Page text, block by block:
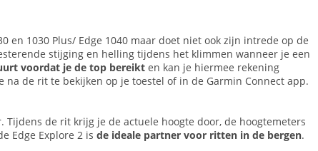
en 1030 Plus/ Edge 1040 maar doet niet ook zijn intrede op de
stijging en helling tijdens het klimmen wanneer je een
voordat je de top bereikt en kan je hiermee rekening
de rit te bekijken op je toestel of in de Garmin Connect app.
de rit krijg je de actuele hoogte door, de hoogtemeters
Edge Explore 2 is de ideale partner voor ritten in de bergen.